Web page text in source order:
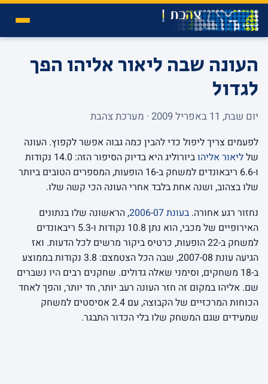
העונה שבה ליאור אליהו הפך
לגדול
יום שבת, 11 באפריל 2009 · מערכת צהבת
לפעמים צריך ליפול כדי להבין כמה גבוה אפשר לקפוץ. העונה
שלליאור אליהו
ביורוליג היא בדיוק הסיפור הזה: 14.0 נקודות
ו-6.6 ריבאונדים למשחק ב-16 הופעות, המספרים הטובים ביותר
שלו בצהוב, ושנה אחת בלבד אחרי העונה הכי קשה שלו.
נחזור רגע אחורה. בעונת 2006-07
, הראשונה שלו בנתונים
האירופיים של מכבי, הוא נתן 10.8 נקודות ו-5.3 ריבאונדים
למשחק ב-22 הופעות, כרטיס ביקור מרשים לכל הדעות. ואז
הגיעה עונת 2007-08, שבה הכל הצטמצם: 3.8 נקודות בממוצע
ב-18 משחקים, וסימני שאלה גדולים. שחקנים רבים היו נשברים
שם. אליהו במקום זה חזר העונה רעב יותר, חד יותר, והפך לאחד
הכוחות המרכזיים של הקבוצה, עם 2.4 אסיסטים למשחק
שמעידים שגם המשחק שלו בלי הכדור התבגר.